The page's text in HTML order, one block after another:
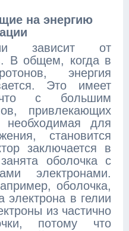
на энергию
зависит от
В общем, когда в
энергия
Это имеет
с большим
привлекающих
необходимая для
становится
заключается в
оболочка с
электронами.
оболочка,
электрона в гелии
из частично
потому что